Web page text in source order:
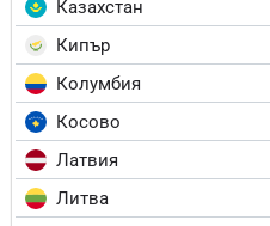
Казахстан
Кипър
Колумбия
Косово
Латвия
Литва